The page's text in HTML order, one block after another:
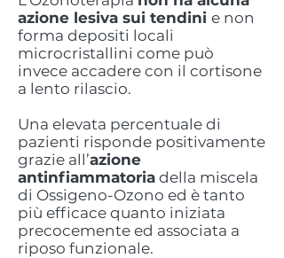
azione lesiva sui tendini e non
forma depositi locali
microcristallini come può
invece accadere con il cortisone
a lento rilascio.
Una elevata percentuale di
pazienti risponde positivamente
grazie all’azione
antinfiammatoria della miscela
di Ossigeno-Ozono ed è tanto
più efficace quanto iniziata
precocemente ed associata a
riposo funzionale.